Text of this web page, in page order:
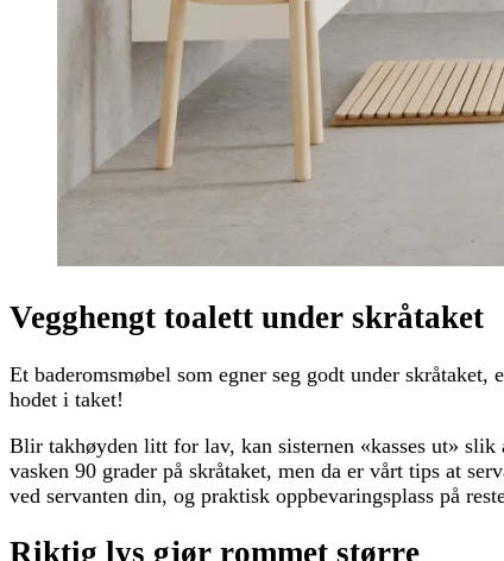
Vegghengt toalett under skråtaket
Et baderomsmøbel som egner seg godt under
hodet i taket!
Blir takhøyden litt for lav, kan sisternen «kasses ut»
vasken 90 grader på skråtaket, men da er vårt tips at
ved servanten din, og praktisk oppbevaringsplass på
Riktig lys gjør rommet større